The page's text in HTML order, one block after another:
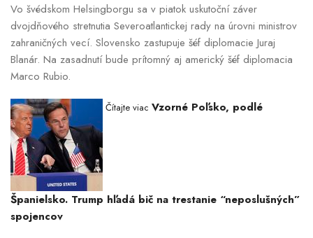
Vo švédskom Helsingborgu sa v piatok uskutoční záver
dvojdňového stretnutia Severoatlantickej rady na úrovni ministrov
zahraničných vecí. Slovensko zastupuje šéf diplomacie Juraj
Blanár. Na zasadnutí bude prítomný aj americký šéf diplomacia
Marco Rubio.
Čítajte viac Vzorné Poľsko, podlé
Španielsko. Trump hľadá bič na trestanie “neposlušných”
spojencov